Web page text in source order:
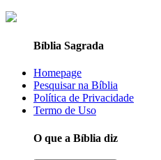
Bíblia Sagrada
Homepage
Pesquisar na Bíblia
Política de Privacidade
Termo de Uso
O que a Bíblia diz